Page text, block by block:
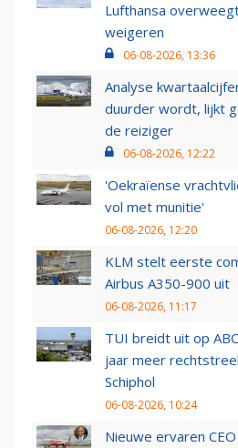
Lufthansa
weigeren
06-08-2026, 13:36
Analyse
duurder wordt, lijkt
de reiziger
06-08-2026, 12:22
'Oekraïense
vol met munitie'
06-08-2026, 12:20
KLM stelt eerste
Airbus A350-900 uit
06-08-2026, 11:17
TUI breidt uit op
jaar meer
Schiphol
06-08-2026, 10:24
Nieuwe ervaren